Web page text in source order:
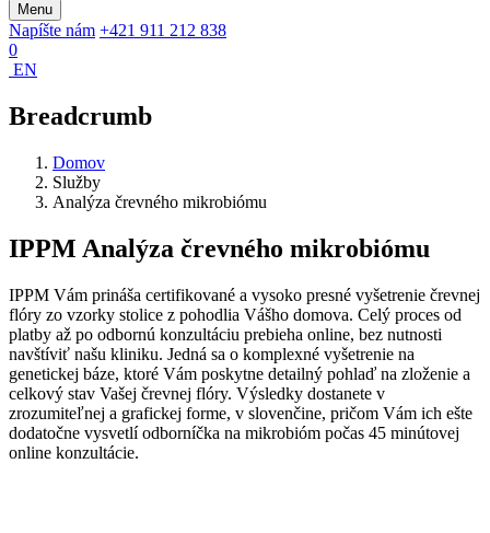
Menu
Napíšte nám +421 911 212 838
0
EN
Breadcrumb
Domov
Služby
Analýza črevného mikrobiómu
IPPM Analýza črevného mikrobiómu
IPPM Vám prináša certifikované a vysoko presné vyšetrenie črevnej
flóry zo vzorky stolice z pohodlia Vášho domova. Celý proces od
platby až po odbornú konzultáciu prebieha online, bez nutnosti
navštíviť našu kliniku. Jedná sa o komplexné vyšetrenie na
genetickej báze, ktoré Vám poskytne detailný pohlaď na zloženie a
celkový stav Vašej črevnej flóry. Výsledky dostanete v
zrozumiteľnej a grafickej forme, v slovenčine, pričom Vám ich ešte
dodatočne vysvetlí odborníčka na mikrobióm počas 45 minútovej
online konzultácie.